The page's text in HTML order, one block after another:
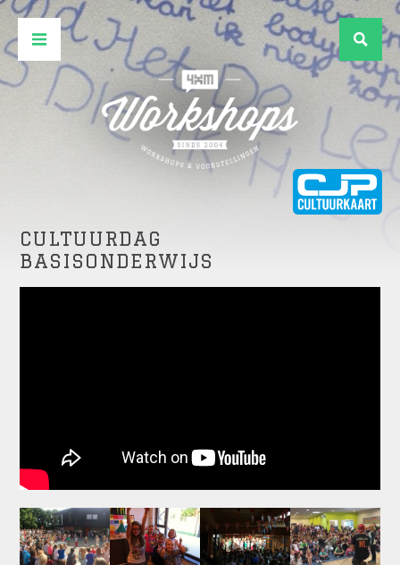
CULTUURDAG
BASISONDERWIJS